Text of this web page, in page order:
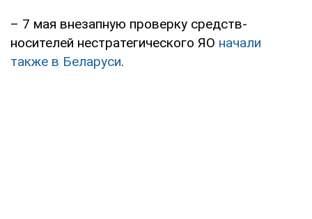
– 7 мая внезапную проверку средств-
носителей нестратегического ЯО начали
также в Беларуси.